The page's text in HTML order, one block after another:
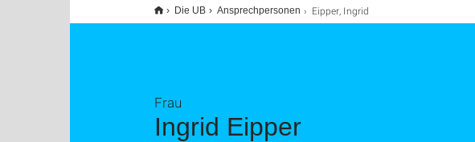
Die UB Ansprechpersonen Eipper, Ingrid
Ingrid Eipper
Frau